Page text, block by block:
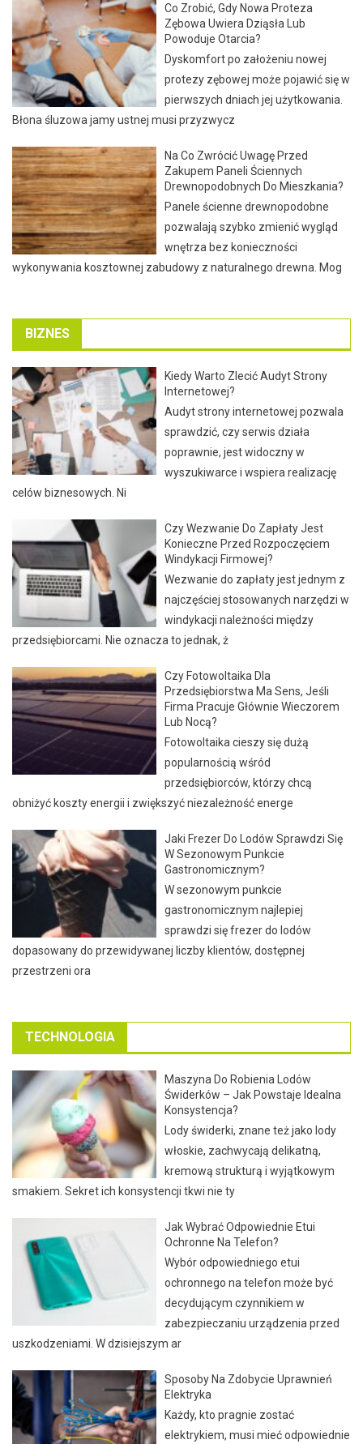
Co Zrobić, Gdy Nowa Proteza
Zębowa Uwiera Dziąsła Lub
Powoduje Otarcia?
Dyskomfort po założeniu nowej
protezy zębowej może pojawić się w
pierwszych dniach jej użytkowania.
Błona śluzowa jamy ustnej musi przyzwycz
Na Co Zwrócić Uwagę Przed
Zakupem Paneli Ściennych
Drewnopodobnych Do Mieszkania?
Panele ścienne drewnopodobne
pozwalają szybko zmienić wygląd
wnętrza bez konieczności
wykonywania kosztownej zabudowy z naturalnego drewna. Mog
BIZNES
Kiedy Warto Zlecić Audyt Strony
Internetowej?
Audyt strony internetowej pozwala
sprawdzić, czy serwis działa
poprawnie, jest widoczny w
wyszukiwarce i wspiera realizację
celów biznesowych. Ni
Czy Wezwanie Do Zapłaty Jest
Konieczne Przed Rozpoczęciem
Windykacji Firmowej?
Wezwanie do zapłaty jest jednym z
najczęściej stosowanych narzędzi w
windykacji należności między
przedsiębiorcami. Nie oznacza to jednak, ż
Czy Fotowoltaika Dla
Przedsiębiorstwa Ma Sens, Jeśli
Firma Pracuje Głównie Wieczorem
Lub Nocą?
Fotowoltaika cieszy się dużą
popularnością wśród
przedsiębiorców, którzy chcą
obniżyć koszty energii i zwiększyć niezależność energe
Jaki Frezer Do Lodów Sprawdzi Się
W Sezonowym Punkcie
Gastronomicznym?
W sezonowym punkcie
gastronomicznym najlepiej
sprawdzi się frezer do lodów
dopasowany do przewidywanej liczby klientów, dostępnej
przestrzeni ora
TECHNOLOGIA
Maszyna Do Robienia Lodów
Świderków – Jak Powstaje Idealna
Konsystencja?
Lody świderki, znane też jako lody
włoskie, zachwycają delikatną,
kremową strukturą i wyjątkowym
smakiem. Sekret ich konsystencji tkwi nie ty
Jak Wybrać Odpowiednie Etui
Ochronne Na Telefon?
Wybór odpowiedniego etui
ochronnego na telefon może być
decydującym czynnikiem w
zabezpieczaniu urządzenia przed
uszkodzeniami. W dzisiejszym ar
Sposoby Na Zdobycie Uprawnień
Elektryka
Każdy, kto pragnie zostać
elektrykiem, musi mieć odpowiednie